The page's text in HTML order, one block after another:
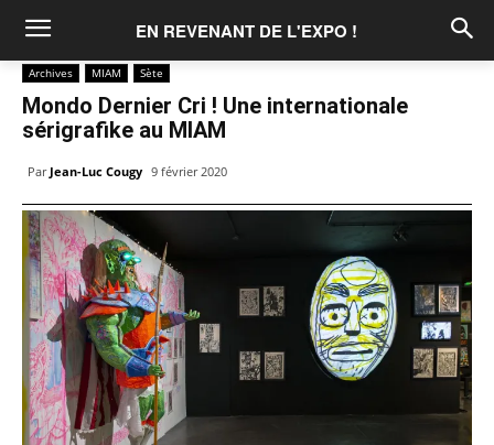
EN REVENANT DE L'EXPO !
Archives MIAM Sète
Mondo Dernier Cri ! Une internationale
sérigrafike au MIAM
Par Jean-Luc Cougy 9 février 2020